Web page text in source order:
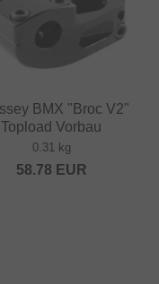
BMX "Broc V2"
Topload Vorbau
0.31 kg
58.78 EUR